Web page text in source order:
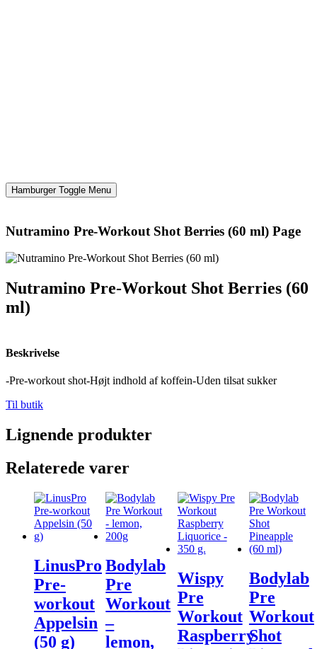
Hamburger Toggle Menu
Nutramino Pre-Workout Shot Berries (60 ml) Page
Nutramino Pre-Workout Shot Berries (60
ml)
Beskrivelse
-Pre-workout shot-Højt indhold af koffein-Uden tilsat sukker
Til butik
Lignende produkter
Relaterede varer
LinusPro
Pre-
workout
Appelsin
(50 g)
Bodylab
Pre
Workout
–
lemon,
Wispy
Pre
Workout
Raspberry
Bodylab
Pre
Workout
Shot